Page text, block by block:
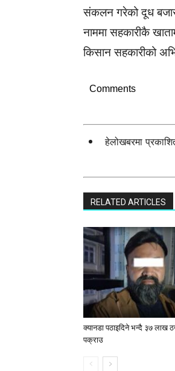
संकलन गरेको दूध बजार
नाममा सहकारीकै
किसान सहकारीको
Comments
हेलोखबरमा
RELATED ARTICLES
क्यानडा पठाइदिने भन्दै ३७ लाख
पक्राउ